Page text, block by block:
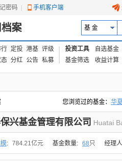
密码 手机客户端
案 基 金
定投 港基 评级
态 分红 公告 私募
投资工具
自选基金
基金筛选
收益计算
您浏览过的基金： 华
易方达上证中盘ETF联
兴基金管理有限公司 Huatai
: 784.21亿元 基金数量: 68只 经理